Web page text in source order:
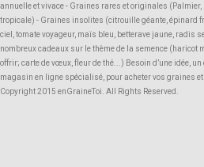
annuelle et vivace - Graines rares et originales
tropicale) - Graines insolites (citrouille géante, épinard
ciel, tomate voyageur, maïs bleu, betterave jaune, radis
nombreux cadeaux sur le thème de la semence (haricot
offrir; carte de vœux, fleur de thé...) Besoin d’une idée, un
magasin en ligne spécialisé, pour acheter vos graines
Copyright 2015 enGraineToi. All Rights Reserved.